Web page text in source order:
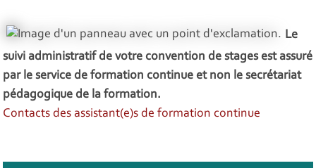
Le
suivi administratif de votre convention de stages est assuré
par le service de formation continue et non le secrétariat
pédagogique de la formation.
Contacts des assistant(e)s de formation continue